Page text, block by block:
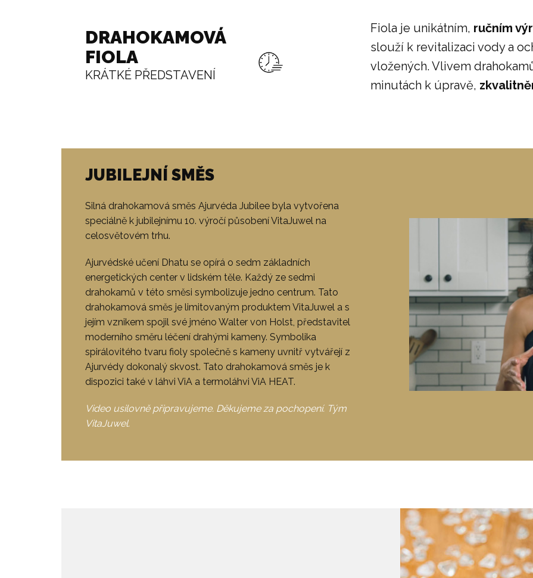
DRAHOKAMOVÁ
FIOLA
KRÁTKÉ PŘEDSTAVENÍ
Fiola je unikátním, ručním
slouží k revitalizaci vody a
vložených. Vlivem
minutách k úpravě,
JUBILEJNÍ SMĚS
Silná drahokamová směs Ajurvéda Jubilee byla vytvořena
speciálně k jubilejnímu 10. výročí působení VitaJuwel na
celosvětovém trhu.
Ajurvédské učení Dhatu se opírá o sedm základních
energetických center v lidském těle. Každý ze sedmi
drahokamů v této směsi symbolizuje jedno centrum. Tato
drahokamová směs je limitovaným produktem VitaJuwel a s
jejím vznikem spojil své jméno Walter von Holst, představitel
moderního směru léčení drahými kameny. Symbolika
spirálovitého tvaru fioly společně s kameny uvnitř vytvářejí z
Ajurvédy dokonalý skvost. Tato drahokamová směs je k
dispozici také v láhvi ViA a termoláhvi ViA HEAT.
Video usilovně připravujeme. Děkujeme za pochopení. Tým
VitaJuwel.